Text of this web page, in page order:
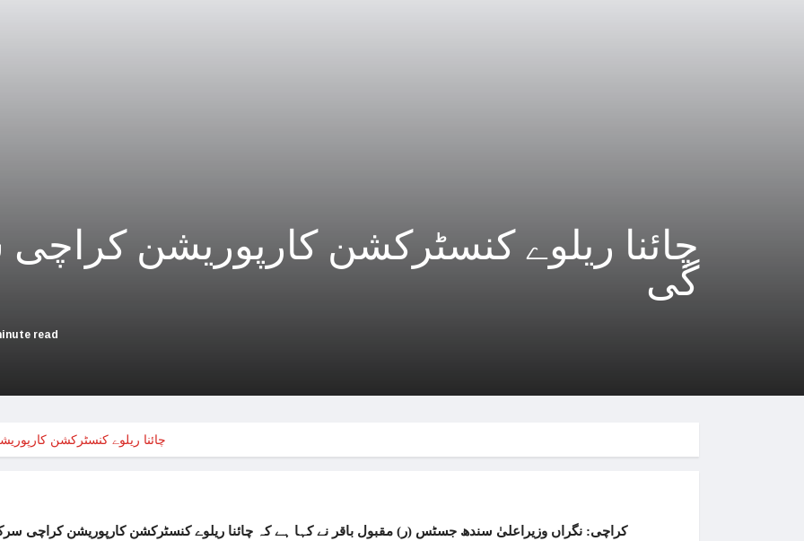
فلسطینی مسلمانوں سے
اسرائیل نے اپنے
امریکا
حماس نہ بچاتی تو اپنی ہی
چائنا ریلوے کنسٹرکشن کارپوریشن کراچی
گی
read
چائنا ریلوے کنسٹرکشن
کراچی: نگراں وزیراعلیٰ سندھ جسٹس (ر) مقبول باقر نے کہا ہے کہ چائنا ریلوے کنسٹرکشن کارپوریشن کراچی